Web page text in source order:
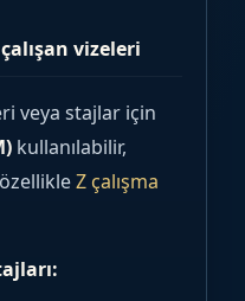
vizeleri
veya stajlar için
kullanılabilir,
Z çalışma